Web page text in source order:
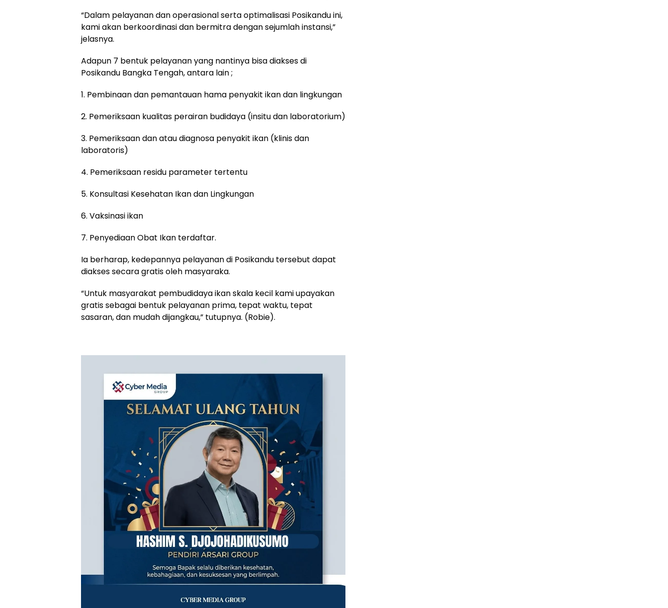
“Dalam pelayanan dan operasional serta optimalisasi Posikandu ini,
kami akan berkoordinasi dan bermitra dengan sejumlah instansi,”
jelasnya.
Adapun 7 bentuk pelayanan yang nantinya bisa diakses di
Posikandu Bangka Tengah, antara lain ;
1. Pembinaan dan pemantauan hama penyakit ikan dan lingkungan
2. Pemeriksaan kualitas perairan budidaya (insitu dan laboratorium)
3. Pemeriksaan dan atau diagnosa penyakit ikan (klinis dan
laboratoris)
4. Pemeriksaan residu parameter tertentu
5. Konsultasi Kesehatan Ikan dan Lingkungan
6. Vaksinasi ikan
7. Penyediaan Obat Ikan terdaftar.
Ia berharap, kedepannya pelayanan di Posikandu tersebut dapat
diakses secara gratis oleh masyaraka.
“Untuk masyarakat pembudidaya ikan skala kecil kami upayakan
gratis sebagai bentuk pelayanan prima, tepat waktu, tepat
sasaran, dan mudah dijangkau,” tutupnya. (Robie).